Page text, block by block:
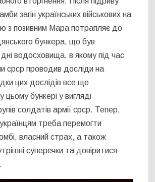
загін українських військових на
з позивним Мара потрапляє до
бункера, що був
водосховища, в якому під час
срср проводив досліди на
цих дослідів все ще
цьому бункері у вигляді
солдатів армії срср. Тепер,
треба перемогти
власний страх, а також
суперечки та довіритися